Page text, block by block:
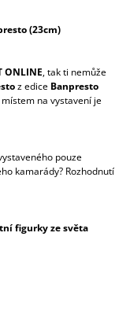
(23cm)
ONLINE, tak ti nemůže
z edice Banpresto
na vystavení je
pouze
kamarády? Rozhodnutí
figurky ze světa